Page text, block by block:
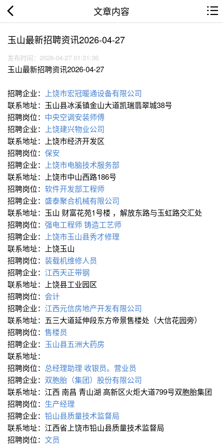
文章内容
玉山最新招聘资讯2026-04-27
发布时间：2026-04-27 01:31:36
玉山最新招聘资讯2026-04-27
招聘企业：
上饶市宏冠暖通设备有限公司
联系地址：玉山县冰溪镇金山大道凯瑞翡翠城38号
招聘岗位： 中央空调安装师傅
招聘企业：
上饶建兴物业公司
联系地址：上饶市经济开发区
招聘岗位： 保安
招聘企业：
上饶市电脑技术服务部
联系地址：上饶市中山西路186号
招聘岗位： 软件开发部工程师
招聘企业： 盛泰聚合机械有限公司
联系地址：玉山 财富花苑1号楼 ，解放东路与玉虹路交汇处
招聘岗位： 强电工程师铸造工艺师
招聘企业：
上饶市玉山县秀才修理
联系地址：上饶玉山
招聘岗位： 装载机维修人员
招聘企业： 江西天正带钢
联系地址：上饶县工业园区
招聘岗位： 会计
招聘企业： 江西元信房地产开发有限公司
联系地址：五三大道延伸段东方帝景售楼处（大信花园旁）
招聘岗位： 售楼员
招聘企业： 玉山县五洲大药房
联系地址：
招聘岗位： 总经理助理 收银员。营业员
招聘企业： 双胞胎（集团）股份有限公司
联系地址：江西 南昌 青山湖 高新区火炬大道799号双胞胎集团
招聘岗位： 生产经理
招聘企业： 铅山县质量技术监督局
联系地址：江西省上饶市铅山县质量技术监督局
招聘岗位： 文员